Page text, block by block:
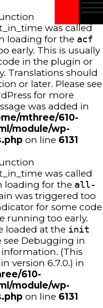
was called
loading for the acf
early. This is usually
in the plugin or
Translations should
or later. Please see
for more
was added in
mthree/610-
module/wp-
on line 6131
was called
loading for the all-
was triggered too
for some code
running too early.
loaded at the init
see Debugging in
(This
version 6.7.0.) in
610-
module/wp-
on line 6131